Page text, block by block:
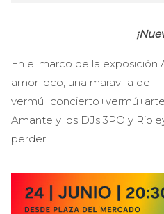
En el marco de la
amor loco, una maravilla de
Amante y los DJs 3PO y
perder!!